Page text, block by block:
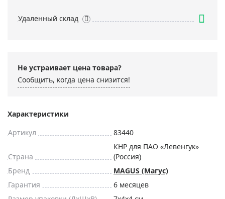
Удаленный склад
Не устраивает цена товара?
Сообщить, когда цена снизится!
Характеристики
Артикул
83440
Страна
КНР для ПАО «Левенгук»
(Россия)
Бренд
MAGUS (Магус)
Гарантия
6 месяцев